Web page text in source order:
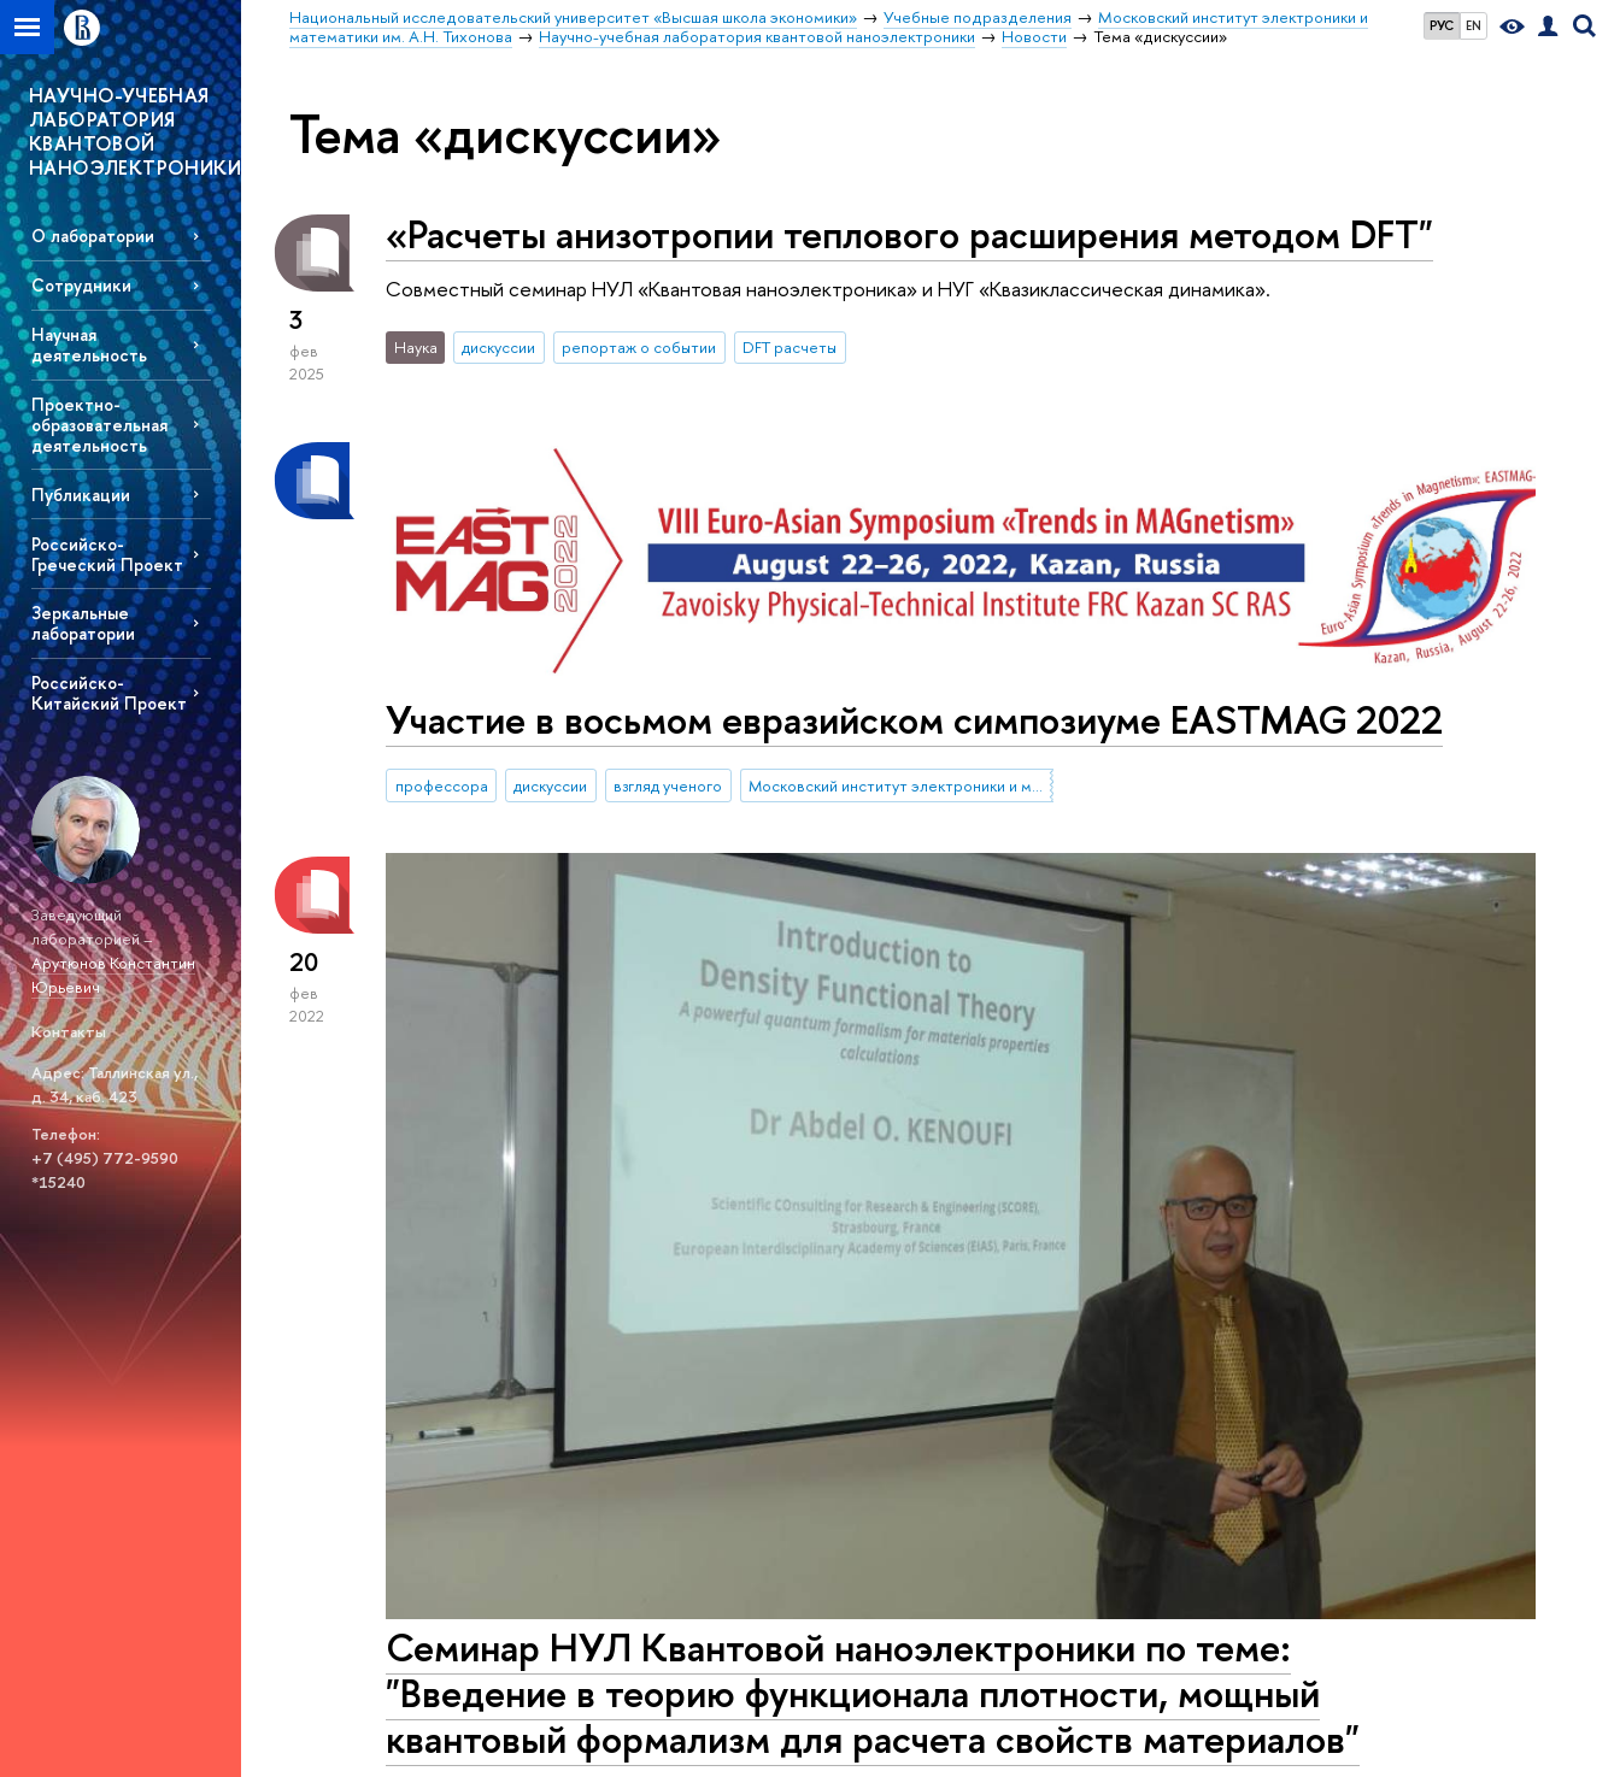
РУС EN
Национальный исследовательский университет «Высшая школа экономики» Учебные подразделения
Московский институт электроники и
математики им. А.Н. Тихонова
Научно-учебная лаборатория квантовой наноэлектроники Новости Тема «дискуссии»
НАУЧНО-УЧЕБНАЯ
ЛАБОРАТОРИЯ
КВАНТОВОЙ
НАНОЭЛЕКТРОНИКИ
О лаборатории
Сотрудники
Научная
деятельность
Проектно-
образовательная
деятельность
Публикации
Российско-
Греческий Проект
Зеркальные
лаборатории
Российско-
Китайский Проект
Заведующий
лабораторией –
Арутюнов Константин
Юрьевич
Контакты
Адрес: Таллинская ул.,
д. 34, каб. 423
Телефон:
+7 (495) 772-9590
*15240
Тема «дискуссии»
3
фев
2025
«Расчеты анизотропии теплового расширения методом DFT"
Cовместный семинар НУЛ «Квантовая наноэлектроника» и НУГ «Квазиклассическая динамика».
Наука дискуссии репортаж о событии DFT расчеты
Участие в восьмом евразийском симпозиуме EASTMAG 2022
профессора дискуссии взгляд ученого Московский институт электроники и математики им. А.Н. Тихонова
20
фев
2022
Семинар НУЛ Квантовой наноэлектроники по теме:
"Введение в теорию функционала плотности, мощный
квантовый формализм для расчета свойств материалов"